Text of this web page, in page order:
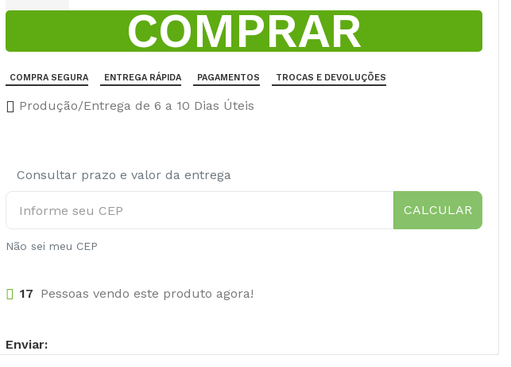
COMPRAR
COMPRA SEGURA ENTREGA RÁPIDA PAGAMENTOS TROCAS E DEVOLUÇÕES
Produção/Entrega de 6 a 10 Dias Úteis
Consultar prazo e valor da entrega
CALCULAR
Não sei meu CEP
17 Pessoas vendo este produto agora!
Enviar: